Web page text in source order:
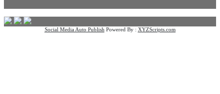
Social Media Auto Publish Powered By : XYZScripts.com